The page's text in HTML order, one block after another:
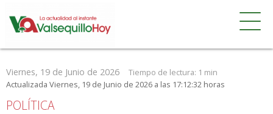
Viernes, 19 de Junio de 2026 Tiempo de lectura: 1 min
Actualizada Viernes, 19 de Junio de 2026 a las 17:12:32 horas
POLÍTICA